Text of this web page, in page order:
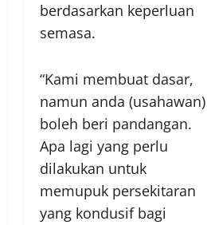
berdasarkan keperluan
semasa.
“Kami membuat dasar,
namun anda (usahawan)
boleh beri pandangan.
Apa lagi yang perlu
dilakukan untuk
memupuk persekitaran
yang kondusif bagi